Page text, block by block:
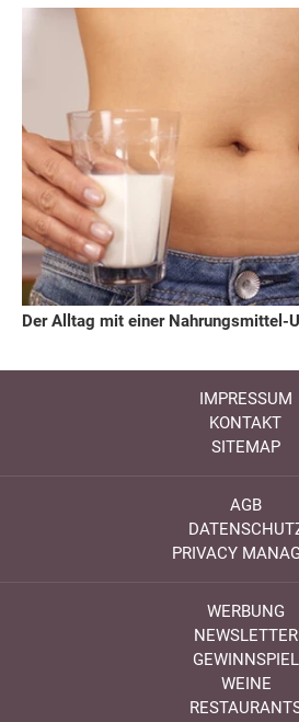
Der Alltag mit einer Nahrungsmittel-
IMPRESSUM
KONTAKT
SITEMAP
AGB
PRIVACY
WERBUNG
NEWSLETTER
GEWINNSPIEL
WEINE